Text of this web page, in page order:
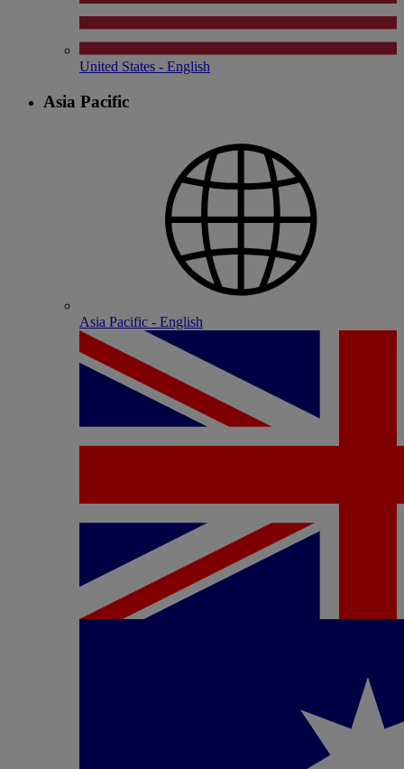
United States - English
Asia Pacific
Asia Pacific - English